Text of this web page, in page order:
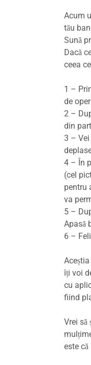
Acum
tău
Sună
Dacă
ceea
1 –
de
2 –
din
3 – Vei
4 – În
(cel
pentru
va
5 –
Apasă
6 –
îți voi
cu
fiind
Vrei să
este